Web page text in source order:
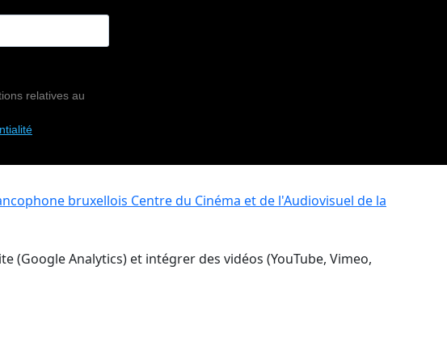
relatives au
bruxellois Centre du Cinéma et de l'Audiovisuel de la
Analytics) et intégrer des vidéos (YouTube, Vimeo,